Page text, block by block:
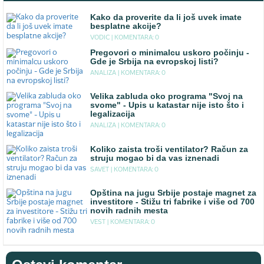
Kako da proverite da li još uvek imate
besplatne akcije?
VODIC | KOMENTARA: 0
Pregovori o minimalcu uskoro počinju -
Gde je Srbija na evropskoj listi?
ANALIZA | KOMENTARA: 0
Velika zabluda oko programa "Svoj na
svome" - Upis u katastar nije isto što i
legalizacija
ANALIZA | KOMENTARA: 0
Koliko zaista troši ventilator? Račun za
struju mogao bi da vas iznenadi
SAVET | KOMENTARA: 0
Opština na jugu Srbije postaje magnet za
investitore - Stižu tri fabrike i više od 700
novih radnih mesta
VEST | KOMENTARA: 0